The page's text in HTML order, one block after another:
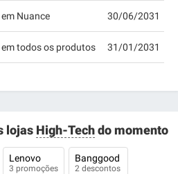
Nuance 30/06/2031
em todos os produtos 31/01/2031
lojas High-Techdo momento
Lenovo
3 promoções
Banggood
2 descontos